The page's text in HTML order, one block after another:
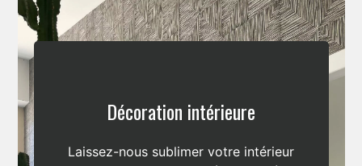
Décoration intérieure
Laissez-nous sublimer votre intérieur